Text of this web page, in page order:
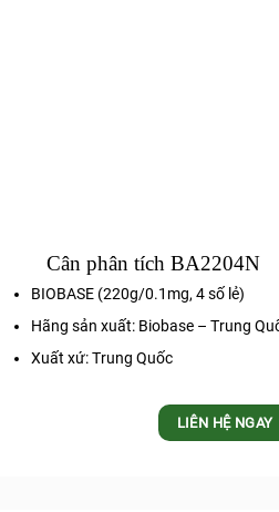
Cân phân tích BA2204N
BIOBASE (220g/0.1mg, 4 số lẻ)
Hãng sản xuất: Biobase – Trung
Xuất xứ: Trung Quốc
LIÊN HỆ NGAY